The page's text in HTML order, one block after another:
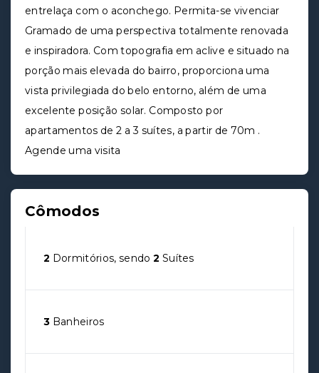
entrelaça com o aconchego. Permita-se vivenciar
Gramado de uma perspectiva totalmente renovada
e inspiradora. Com topografia em aclive e situado na
porção mais elevada do bairro, proporciona uma
vista privilegiada do belo entorno, além de uma
excelente posição solar. Composto por
apartamentos de 2 a 3 suítes, a partir de 70m .
Agende uma visita
Cômodos
2 Dormitórios, sendo2 Suítes
3 Banheiros